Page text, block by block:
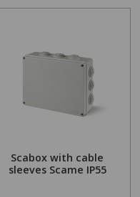
Scabox with cable
sleeves Scame IP55